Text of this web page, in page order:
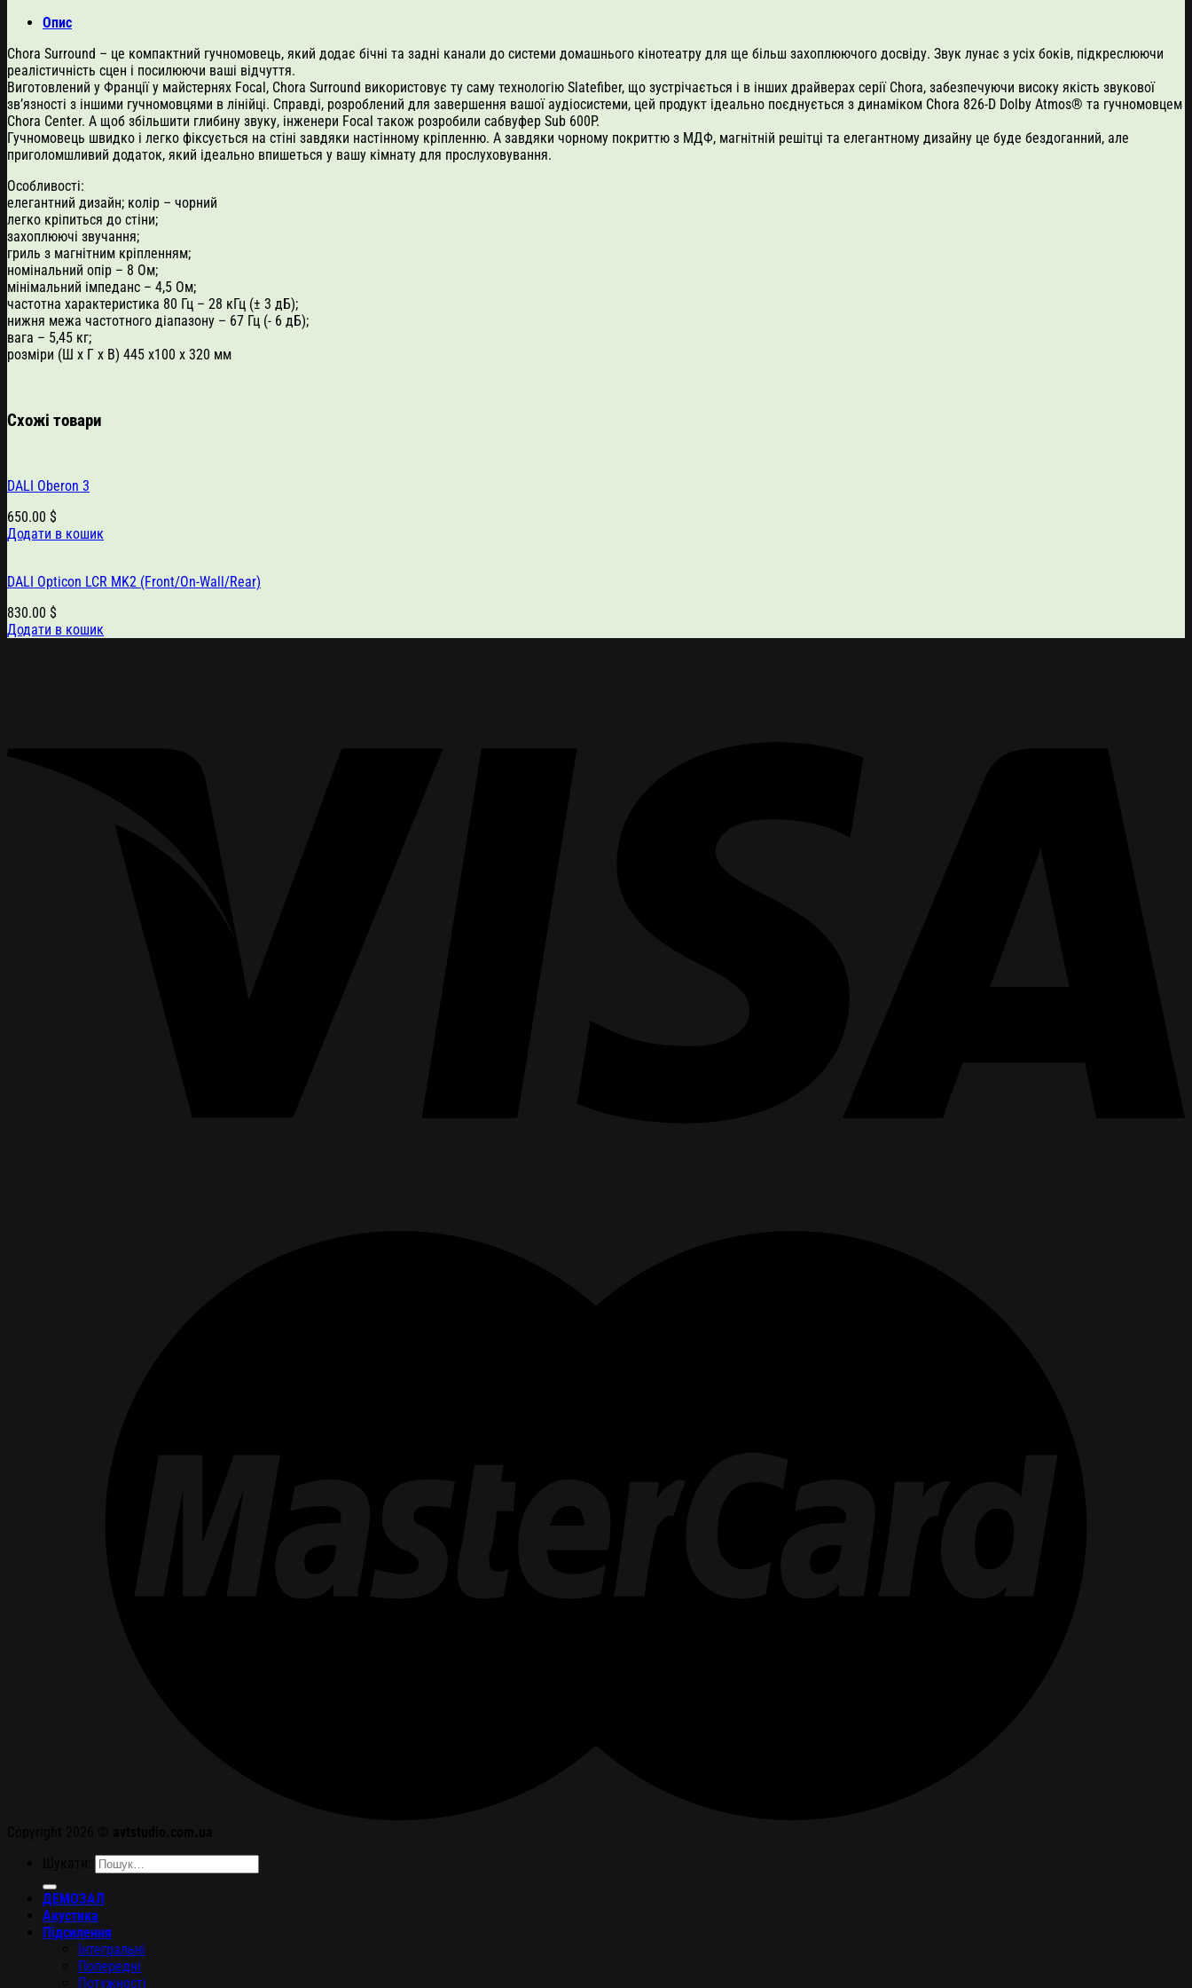
Опис
Chora Surround – це компактний гучномовець, який додає бічні та задні канали до системи домашнього кінотеатру для ще більш захоплюючого досвіду. Звук лунає з усіх боків, підкреслюючи
реалістичність сцен і посилюючи ваші відчуття.
Виготовлений у Франції у майстернях Focal, Chora Surround використовує ту саму технологію Slatefiber, що зустрічається і в інших драйверах серії Chora, забезпечуючи високу якість звукової
зв’язності з іншими гучномовцями в лінійці. Справді, розроблений для завершення вашої аудіосистеми, цей продукт ідеально поєднується з динаміком Chora 826-D Dolby Atmos® та гучномовцем
Chora Center. А щоб збільшити глибину звуку, інженери Focal також розробили сабвуфер Sub 600P.
Гучномовець швидко і легко фіксується на стіні завдяки настінному кріпленню. А завдяки чорному покриттю з МДФ, магнітній решітці та елегантному дизайну це буде бездоганний, але
приголомшливий додаток, який ідеально впишеться у вашу кімнату для прослуховування.
Особливості:
елегантний дизайн; колір – чорний
легко кріпиться до стіни;
захоплюючі звучання;
гриль з магнітним кріпленням;
номінальний опір – 8 Ом;
мінімальний імпеданс – 4,5 Ом;
частотна характеристика 80 Гц – 28 кГц (± 3 дБ);
нижня межа частотного діапазону – 67 Гц (- 6 дБ);
вага – 5,45 кг;
розміри (Ш х Г х В) 445 x100 x 320 мм
Схожі товари
DALI Oberon 3
650.00 $
Додати в кошик
DALI Opticon LCR MK2 (Front/On-Wall/Rear)
830.00 $
Додати в кошик
ДЕМОЗАЛ
Акустика
Підсилення
Інтегральні
Попередні
Потужності